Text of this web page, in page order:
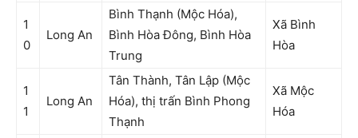
1
0
Long An
Bình Thạnh (Mộc Hóa),
Bình Hòa Đông, Bình Hòa
Trung
Xã Bình
Hòa
1
1
Long An
Tân Thành, Tân Lập (Mộc
Hóa), thị trấn Bình Phong
Thạnh
Xã Mộc
Hóa